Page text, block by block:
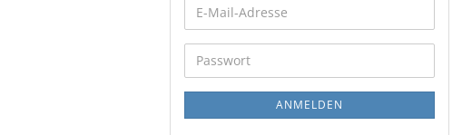
E-
Mail-
Adresse
Passwort
ANMELDEN